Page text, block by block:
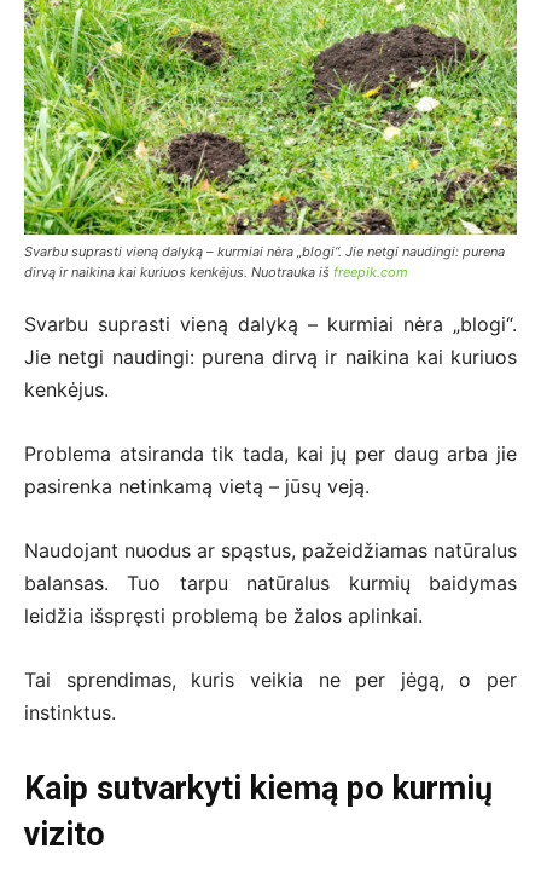
Svarbu suprasti vieną dalyką – kurmiai nėra „blogi“. Jie netgi naudingi: purena
dirvą ir naikina kai kuriuos kenkėjus. Nuotrauka iš freepik.com
Svarbu suprasti vieną dalyką – kurmiai nėra „blogi“.
Jie netgi naudingi: purena dirvą ir naikina kai kuriuos
kenkėjus.
Problema atsiranda tik tada, kai jų per daug arba jie
pasirenka netinkamą vietą – jūsų veją.
Naudojant nuodus ar spąstus, pažeidžiamas natūralus
balansas. Tuo tarpu natūralus kurmių baidymas
leidžia išspręsti problemą be žalos aplinkai.
Tai sprendimas, kuris veikia ne per jėgą, o per
instinktus.
Kaip sutvarkyti kiemą po kurmių
vizito